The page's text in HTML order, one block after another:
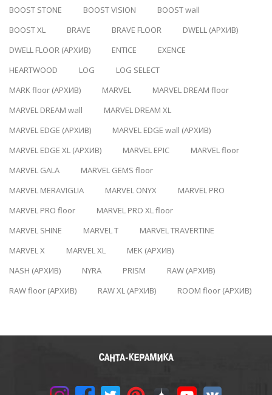
BOOST STONE
BOOST VISION
BOOST wall
BOOST XL
BRAVE BRAVE FLOOR
DWELL (АРХИВ)
DWELL FLOOR (АРХИВ)
ENTICE
EXENCE
HEARTWOOD
LOG
LOG SELECT
MARK floor (АРХИВ)
MARVEL
MARVEL DREAM floor
MARVEL DREAM wall
MARVEL DREAM XL
MARVEL EDGE (АРХИВ)
MARVEL EDGE wall (АРХИВ)
MARVEL EDGE XL (АРХИВ)
MARVEL EPIC
MARVEL floor
MARVEL GALA
MARVEL GEMS floor
MARVEL MERAVIGLIA
MARVEL ONYX
MARVEL PRO
MARVEL PRO floor
MARVEL PRO XL floor
MARVEL SHINE
MARVEL T
MARVEL TRAVERTINE
MARVEL X
MARVEL XL
MEK (АРХИВ)
NASH (АРХИВ)
NYRA PRISM
RAW (АРХИВ)
RAW floor (АРХИВ)
RAW XL (АРХИВ) ROOM floor (АРХИВ)